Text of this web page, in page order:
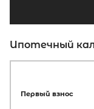
Ипотечный